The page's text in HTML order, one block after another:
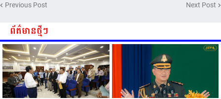
ឧសភា ១៩៩៣ - ៣ ឧសភា ២០២៥..
Previous Post Next Post
ព័ត៌មានថ្មីៗ